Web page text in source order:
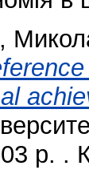
р. .